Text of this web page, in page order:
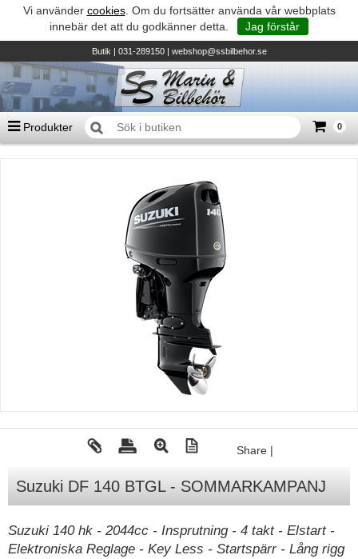
Vi använder cookies. Om du fortsätter använda vår webbplats
innebär det att du godkänner detta.
Jag förstår
Butik| 031-289150 | webshop@ssbilbehor.se
Produkter 0
TILL KASSAN
Biltillbehör och reservdelar - BDS
Suzuki - Utombordare
Yanmar Servicedelar
Mercury Servicedelar
Share |
Suzuki DF 140 BTGL - SOMMARKAMPANJ
Suzuki 140 hk - 2044cc - Insprutning - 4 takt - Elstart -
Elektroniska Reglage - Key Less - Startspärr - Lång rigg